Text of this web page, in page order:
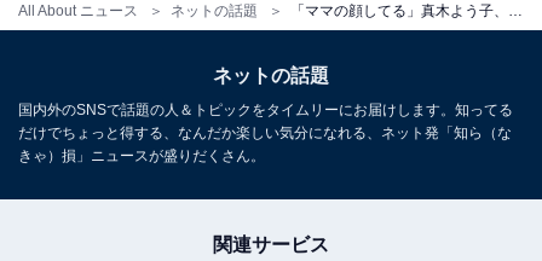
All About ニュース ネットの話題 「ママの顔してる」真木よう子、娘2人との買い物時間に「あーーーーー、幸せ」吐露。「ほんっとに綺麗」
ネットの話題
国内外のSNSで話題の人＆トピックをタイムリーにお届けします。知ってる
だけでちょっと得する、なんだか楽しい気分になれる、ネット発「知ら（な
きゃ）損」ニュースが盛りだくさん。
関連サービス